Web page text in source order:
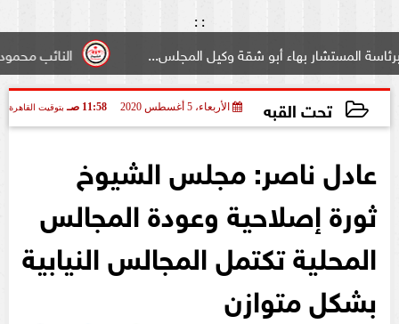
:
:
النائب محمود سامي
بهاء أبو شقة وكيل المجلس...
تحت القبه الأربعاء، 5 أغسطس 2020 11:58 صـ بتوقيت القاهرة
عادل ناصر: مجلس الشيوخ
ثورة إصلاحية وعودة المجالس
المحلية تكتمل المجالس النيابية
بشكل متوازن